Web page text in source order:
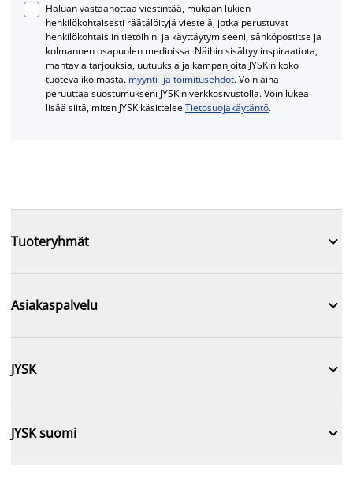
Haluan vastaanottaa viestintää, mukaan lukien
henkilökohtaisesti räätälöityjä viestejä, jotka perustuvat
henkilökohtaisiin tietoihini ja käyttäytymiseeni, sähköpostitse ja
kolmannen osapuolen medioissa. Näihin sisältyy inspiraatiota,
mahtavia tarjouksia, uutuuksia ja kampanjoita JYSK:n koko
tuotevalikoimasta. myynti- ja toimitusehdot. Voin aina
peruuttaa suostumukseni JYSK:n verkkosivustolla. Voin lukea
lisää siitä, miten JYSK käsitteleeTietosuojakäytäntö.
Tuoteryhmät 
Asiakaspalvelu 
JYSK 
JYSK suomi 